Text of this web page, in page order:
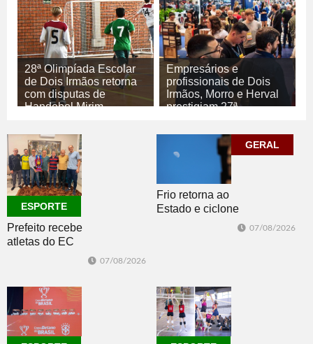
28ª Olimpíada Escolar
de Dois Irmãos retorna
com disputas de
Handebol Mirim
ESPORTE
Empresários e
profissionais de Dois
Irmãos, Morro e Herval
prestigiam 27ª
07/08/2026
ESPORTE
Prefeito recebe
atletas do EC
Master 65+
07/08/2026
GERAL
Frio retorna ao
Estado e ciclone
07/08/2026